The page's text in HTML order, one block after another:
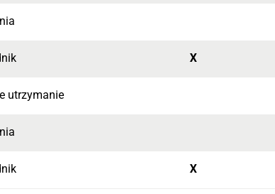
X
utrzymanie
X